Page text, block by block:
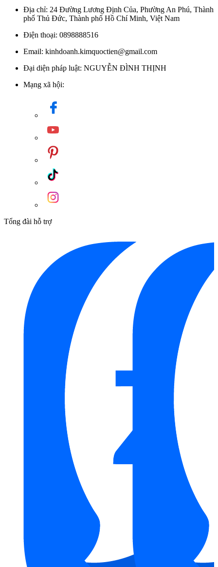
mãi và giá ưu đãi hấp dẫn cho khách hàng, liên hệ với chúng
tôi để được tư vấn và đặt hàng các sản phẩm TOTO chính
Địa chỉ: 24 Đường Lương Định Của, Phường An Phú, Thành
phố Thủ Đức, Thành phố Hồ Chí Minh, Việt Nam
Điện thoại: 0898888516
Email: kinhdoanh.kimquoctien@gmail.com
Đại diện pháp luật: NGUYỄN ĐÌNH THỊNH
Mạng xã hội:
Tổng đài hỗ trợ